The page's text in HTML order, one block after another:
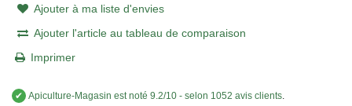
Ajouter à ma liste d'envies
Ajouter l'article au tableau de comparaison
Imprimer
✔ Apiculture-Magasin est noté 9.2/10 - selon 1052 avis clients.